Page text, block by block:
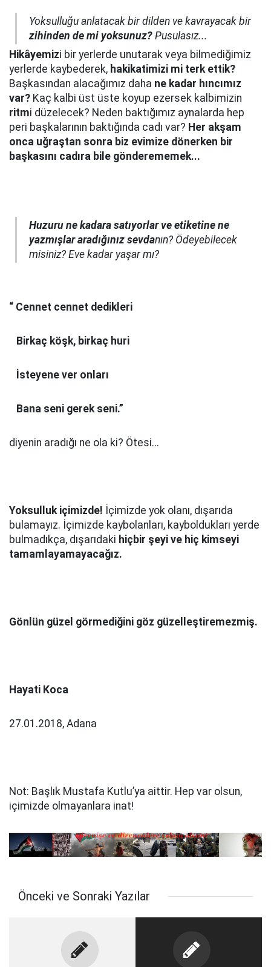
Yoksulluğu anlatacak bir dilden ve kavrayacak bir
zihinden de mi yoksunuz? Pusulasız...
Hikâyemizi bir yerlerde unutarak veya bilmediğimiz
yerlerde kaybederek, hakikatimizi mi terk ettik?
Başkasından alacağımız daha ne kadar hıncımız
var? Kaç kalbi üst üste koyup ezersek kalbimizin
ritmi düzelecek? Neden baktığımız aynalarda hep
peri başkalarının baktığında cadı var? Her akşam
onca uğraştan sonra biz evimize dönerken bir
başkasını cadıra bile gönderememek...
Huzuru ne kadara satıyorlar ve etiketine ne
yazmışlar aradığınız sevdanın? Ödeyebilecek
misiniz? Eve kadar yaşar mı?
“ Cennet cennet dedikleri
Birkaç köşk, birkaç huri
İsteyene ver onları
Bana seni gerek seni.”
diyenin aradığı ne ola ki? Ötesi...
Yoksulluk içimizde! İçimizde yok olanı, dışarıda
bulamayız. İçimizde kaybolanları, kayboldukları yerde
bulmadıkça, dışarıdaki hiçbir şeyi ve hiç kimseyi
tamamlayamayacağız.
Gönlün güzel görmediğini göz güzelleştiremezmiş.
Hayati Koca
27.01.2018, Adana
Not: Başlık Mustafa Kutlu’ya aittir. Hep var olsun,
içimizde olmayanlara inat!
Önceki ve Sonraki Yazılar